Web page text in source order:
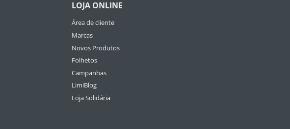
LOJA ONLINE
Área de cliente
Marcas
Novos Produtos
Folhetos
Campanhas
LimiBlog
Loja Solidária